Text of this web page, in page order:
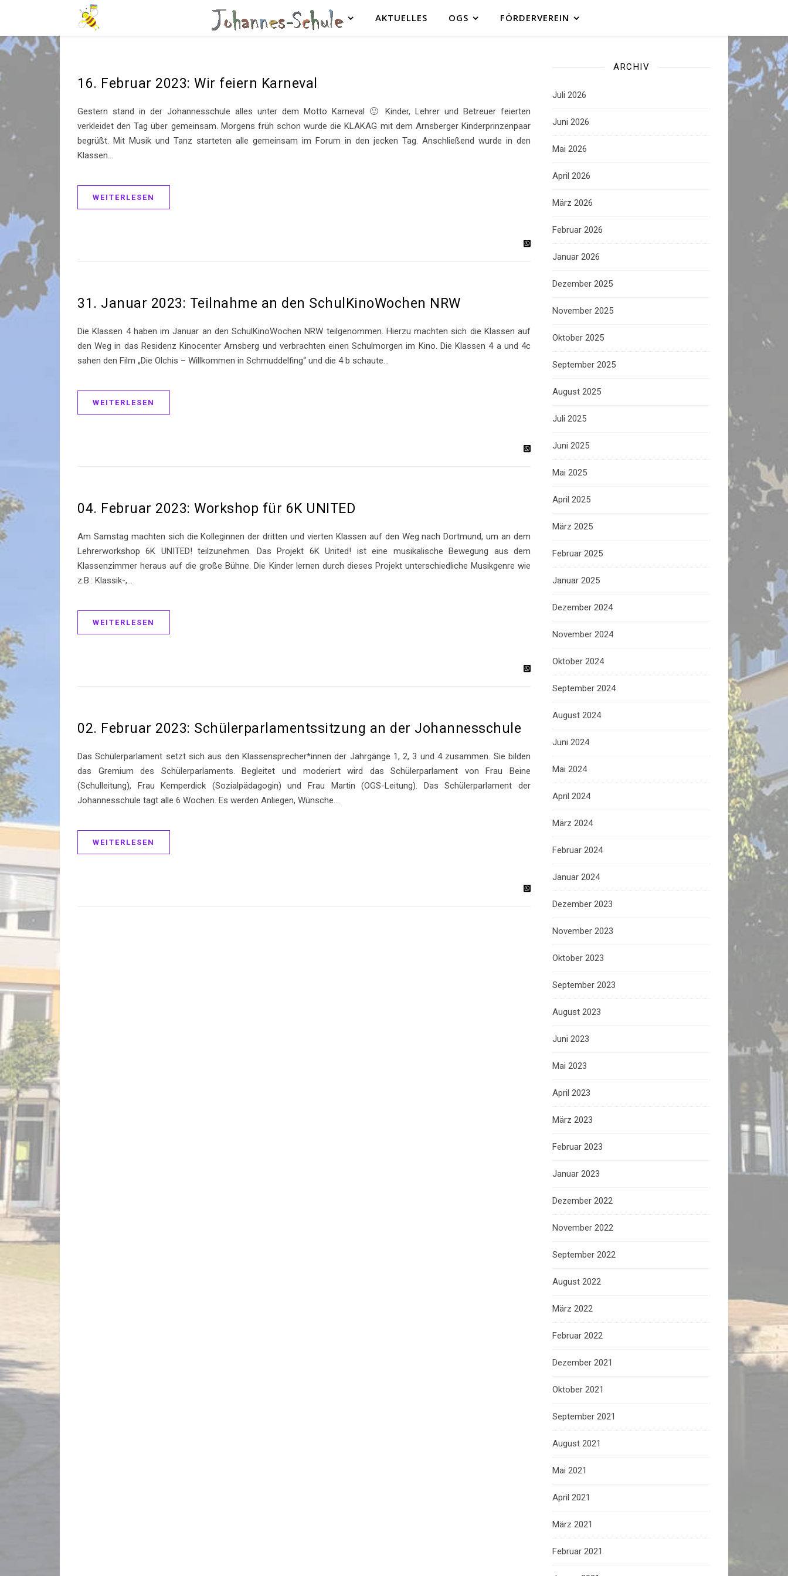
AKTUELLES OGS FÖRDERVEREIN
16. Februar 2023: Wir feiern Karneval
Gestern stand in der Johannesschule alles unter dem Motto Karneval 🙂 Kinder, Lehrer und Betreuer feierten
verkleidet den Tag über gemeinsam. Morgens früh schon wurde die KLAKAG mit dem Arnsberger Kinderprinzenpaar
begrüßt. Mit Musik und Tanz starteten alle gemeinsam im Forum in den jecken Tag. Anschließend wurde in den
Klassen…
WEITERLESEN
31. Januar 2023: Teilnahme an den SchulKinoWochen NRW
Die Klassen 4 haben im Januar an den SchulKinoWochen NRW teilgenommen. Hierzu machten sich die Klassen auf
den Weg in das Residenz Kinocenter Arnsberg und verbrachten einen Schulmorgen im Kino. Die Klassen 4 a und 4c
sahen den Film „Die Olchis – Willkommen in Schmuddelfing“ und die 4 b schaute…
WEITERLESEN
04. Februar 2023: Workshop für 6K UNITED
Am Samstag machten sich die Kolleginnen der dritten und vierten Klassen auf den Weg nach Dortmund, um an dem
Lehrerworkshop 6K UNITED! teilzunehmen. Das Projekt 6K United! ist eine musikalische Bewegung aus dem
Klassenzimmer heraus auf die große Bühne. Die Kinder lernen durch dieses Projekt unterschiedliche Musikgenre wie
z.B.: Klassik-,…
WEITERLESEN
02. Februar 2023: Schülerparlamentssitzung an der Johannesschule
Das Schülerparlament setzt sich aus den Klassensprecher*innen der Jahrgänge 1, 2, 3 und 4 zusammen. Sie bilden
das Gremium des Schülerparlaments. Begleitet und moderiert wird das Schülerparlament von Frau Beine
(Schulleitung), Frau Kemperdick (Sozialpädagogin) und Frau Martin (OGS-Leitung). Das Schülerparlament der
Johannesschule tagt alle 6 Wochen. Es werden Anliegen, Wünsche…
WEITERLESEN
ARCHIV
Juli 2026
Juni 2026
Mai 2026
April 2026
März 2026
Februar 2026
Januar 2026
Dezember 2025
November 2025
Oktober 2025
September 2025
August 2025
Juli 2025
Juni 2025
Mai 2025
April 2025
März 2025
Februar 2025
Januar 2025
Dezember 2024
November 2024
Oktober 2024
September 2024
August 2024
Juni 2024
Mai 2024
April 2024
März 2024
Februar 2024
Januar 2024
Dezember 2023
November 2023
Oktober 2023
September 2023
August 2023
Juni 2023
Mai 2023
April 2023
März 2023
Februar 2023
Januar 2023
Dezember 2022
November 2022
September 2022
August 2022
März 2022
Februar 2022
Dezember 2021
Oktober 2021
September 2021
August 2021
Mai 2021
April 2021
März 2021
Februar 2021